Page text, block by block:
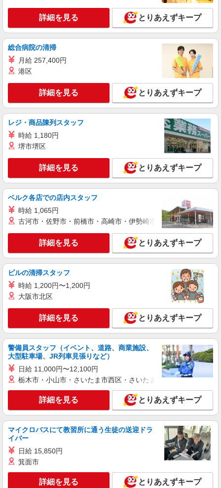
時給1400円〜1600円 ※22:00〜翌5:00は深夜手
当ありで時給UP！ ※経験・能力により決定
埼玉県八潮市
キープ 詳細を見る
派遣社員
株式会社テクノ・サービス/お仕事No/0912538
NEW
検査・機械OP作業
埼玉県八潮市 ＊バイク通勤OK
詳細を見る
株式会社テクノ・サービス/お仕事No/0877684
NEW
ガラス瓶検査・梱包等
埼玉県八潮市 ＊バイク通勤OK
キープ 詳細を見る
派遣社員
株式会社テクノ・サービス/お仕事No/0918460
NEW
金属加工オペレーター
埼玉県八潮市 ＊車・バイク通勤OK
キープ 詳細を見る
派遣社員
株式会社ウィズ
美顔ローラーなどの検品や梱包＊軽作業
時給1500円 ★月収例：220,500円⇒時給1500
円×実働7時間×21日
埼玉県八潮市
キープ 詳細を見る
派遣社員
株式会社セイノースタッフサービス 関東支店
組立 データ入力 清掃 など
詳細を見る とりあえずキープ
総合病院の清掃
月給 257,400円
港区
詳細を見る とりあえずキープ
レジ・商品陳列スタッフ
時給 1,180円
堺市堺区
詳細を見る とりあえずキープ
ベルク各店での店内スタッフ
時給 1,065円
古河市・佐野市・前橋市・高崎市・伊勢崎市・太田市・館林市
詳細を見る とりあえずキープ
ビルの清掃スタッフ
時給 1,200円〜1,200円
大阪市北区
詳細を見る とりあえずキープ
警備員スタッフ（イベント、道路、商業施設、
大型駐車場、JR列車見張りなど）
日給 11,000円〜12,100円
栃木市・小山市・さいたま市西区・さいたま市岩槻区・久喜市・
詳細を見る とりあえずキープ
マイクロバスにて教習所に通う生徒の送迎ドラ
イバー
日給 15,850円
箕面市
詳細を見る とりあえずキープ